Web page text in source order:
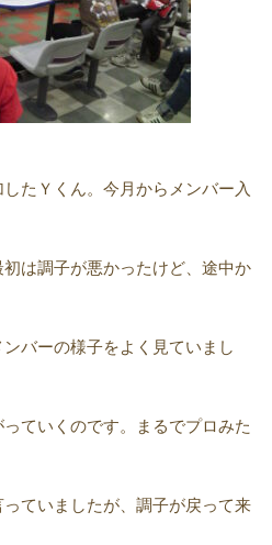
たＹくん。今月からメンバー入
初は調子が悪かったけど、途中か
バーの様子をよく見ていまし
ていくのです。まるでプロみた
ていましたが、調子が戻って来